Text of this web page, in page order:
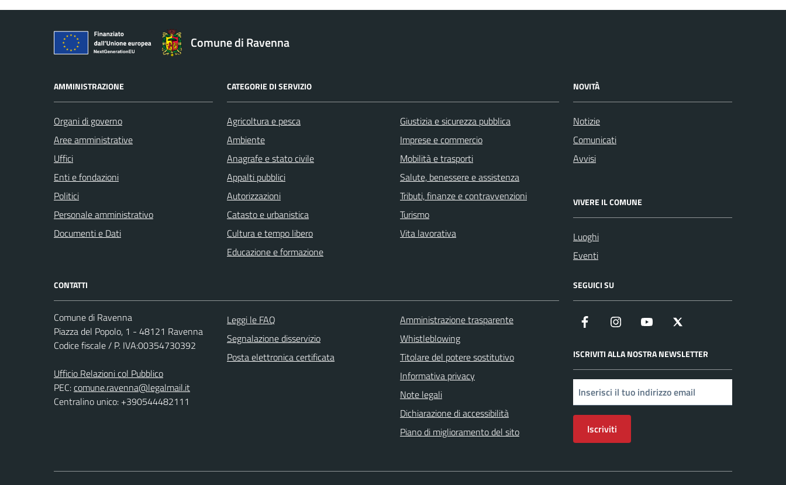
Comune di Ravenna
AMMINISTRAZIONE
Organi di governo
Aree amministrative
Uffici
Enti e fondazioni
Politici
Personale amministrativo
Documenti e Dati
CATEGORIE DI SERVIZIO
Agricoltura e pesca
Ambiente
Anagrafe e stato civile
Appalti pubblici
Autorizzazioni
Catasto e urbanistica
Cultura e tempo libero
Educazione e formazione
Giustizia e sicurezza pubblica
Imprese e commercio
Mobilità e trasporti
Salute, benessere e assistenza
Tributi, finanze e contravvenzioni
Turismo
Vita lavorativa
NOVITÀ
Notizie
Comunicati
Avvisi
VIVERE IL COMUNE
Luoghi
Eventi
CONTATTI
Comune di Ravenna
Piazza del Popolo, 1 - 48121 Ravenna
Codice fiscale / P. IVA:00354730392
Ufficio Relazioni col Pubblico
PEC:comune.ravenna@legalmail.it
Centralino unico: +390544482111
Leggi le FAQ
Segnalazione disservizio
Posta elettronica certificata
Amministrazione trasparente
Whistleblowing
Titolare del potere sostitutivo
Informativa privacy
Note legali
Dichiarazione di accessibilità
Piano di miglioramento del sito
SEGUICI SU
Facebook Instagram YouTube
ISCRIVITI ALLA NOSTRA NEWSLETTER